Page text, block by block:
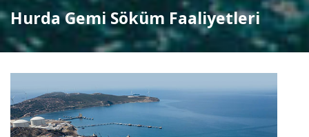
Hurda Gemi Söküm Faaliyetleri